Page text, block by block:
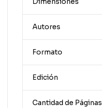
Autores
Formato
Edición
Cantidad de Páginas